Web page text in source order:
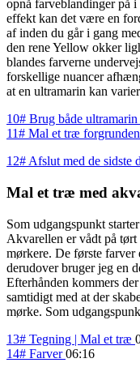
opnå farveblandinger på
effekt kan det være en
af inden du går i gang
den rene Yellow okker
blandes farverne
forskellige nuancer
at en ultramarin kan
10# Brug både
11# Mal et træ
12# Afslut med de sidste
Mal et træ med
Som udgangspunkt
Akvarellen er vådt på
mørkere. De første farver
derudover bruger jeg en
Efterhånden kommers
samtidigt med at der
mørke. Som
13# Tegning | Mal et træ
14# Farver06:16